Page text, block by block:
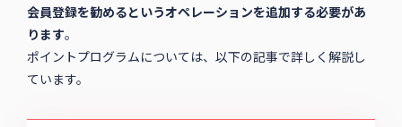
会員登録を勧めるというオペレーションを追加する必要があ
ります。
ポイントプログラムについては、以下の記事で詳しく解説し
ています。